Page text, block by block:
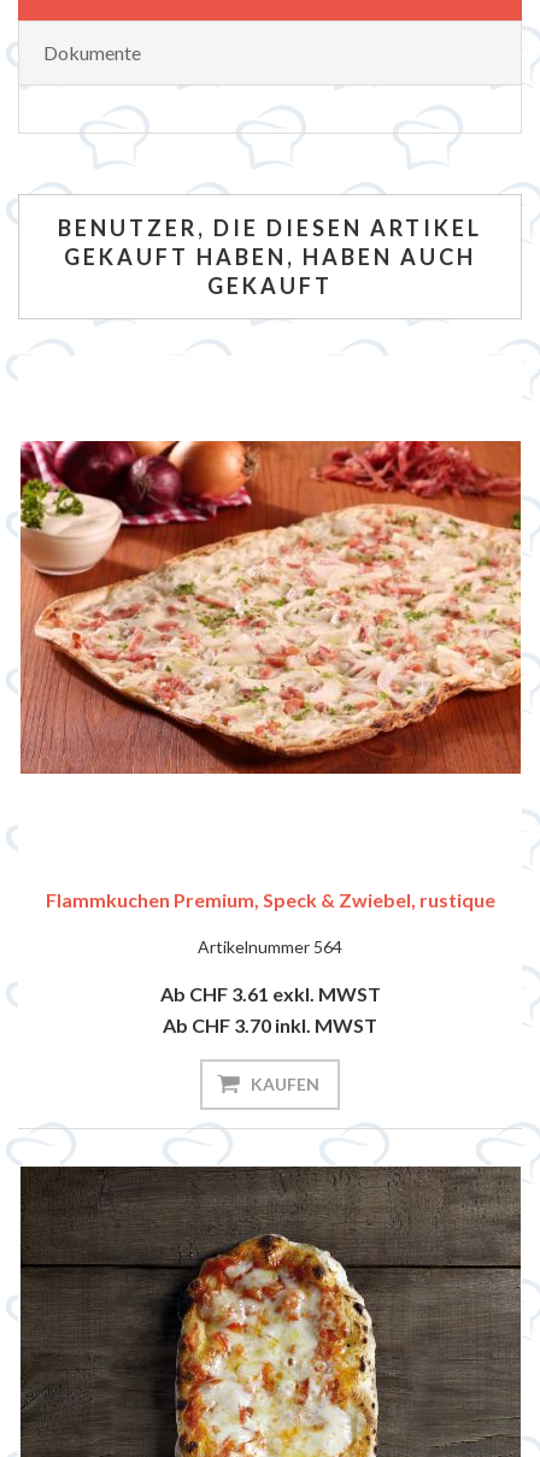
Dokumente
BENUTZER, DIE DIESEN ARTIKEL
GEKAUFT HABEN, HABEN AUCH
GEKAUFT
Flammkuchen Premium, Speck & Zwiebel, rustique
Artikelnummer 564
Ab CHF 3.61 exkl. MWST
Ab CHF 3.70 inkl. MWST
KAUFEN